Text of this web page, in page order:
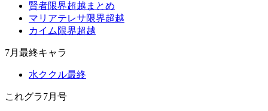
賢者限界超越まとめ
マリアテレサ限界超越
カイム限界超越
7月最終キャラ
水ククル最終
これグラ7月号